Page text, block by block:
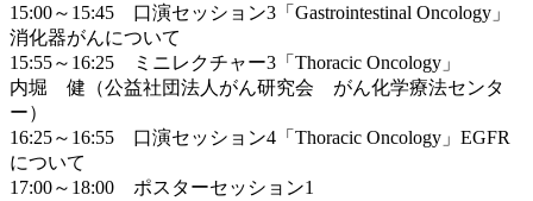
15:00～15:45 口演セッション3「Gastrointestinal Oncology」
消化器がんについて
15:55～16:25 ミニレクチャー3「Thoracic Oncology」
内堀 健（公益社団法人がん研究会 がん化学療法センタ
ー）
16:25～16:55 口演セッション4「Thoracic Oncology」EGFR
について
17:00～18:00 ポスターセッション1